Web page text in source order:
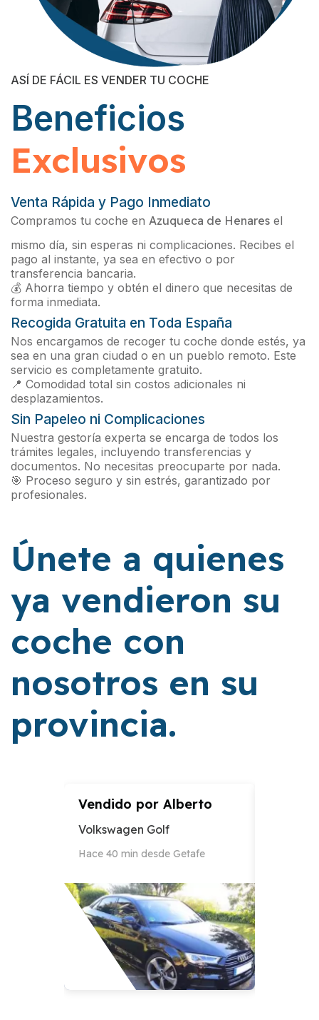
ASÍ DE FÁCIL ES VENDER TU COCHE
Beneficios
Exclusivos
Venta Rápida y Pago Inmediato
Compramos tu coche en Azuqueca de Henares el
mismo día, sin esperas ni complicaciones. Recibes el
pago al instante, ya sea en efectivo o por
transferencia bancaria.
💰 Ahorra tiempo y obtén el dinero que necesitas de
forma inmediata.
Recogida Gratuita en Toda España
Nos encargamos de recoger tu coche donde estés, ya
sea en una gran ciudad o en un pueblo remoto. Este
servicio es completamente gratuito.
📍 Comodidad total sin costos adicionales ni
desplazamientos.
Sin Papeleo ni Complicaciones
Nuestra gestoría experta se encarga de todos los
trámites legales, incluyendo transferencias y
documentos. No necesitas preocuparte por nada.
🎯 Proceso seguro y sin estrés, garantizado por
profesionales.
Únete a quienes
ya vendieron su
coche con
nosotros en su
provincia.
Vendido por Alberto
Volkswagen Golf
Hace 40 min desde Getafe